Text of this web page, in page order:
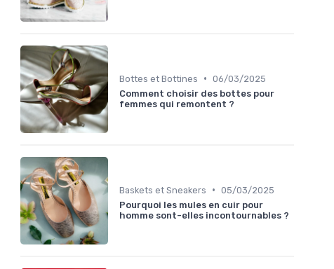
Bottes et Bottines • 06/03/2025
Comment choisir des bottes pour
femmes qui remontent ?
Baskets et Sneakers • 05/03/2025
Pourquoi les mules en cuir pour
homme sont-elles incontournables ?